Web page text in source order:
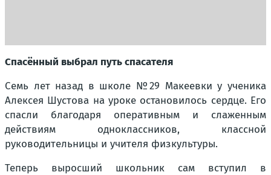
Спасённый выбрал путь спасателя
Семь лет назад в школе №29 Макеевки у ученика
Алексея Шустова на уроке остановилось сердце. Его
спасли благодаря оперативным и слаженным
действиям одноклассников, классной
руководительницы и учителя физкультуры.
Теперь выросший школьник сам вступил в